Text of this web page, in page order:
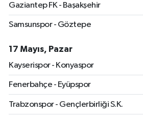
Gaziantep FK - Başakşehir
Samsunspor - Göztepe
17 Mayıs, Pazar
Kayserispor - Konyaspor
Fenerbahçe - Eyüpspor
Trabzonspor - Gençlerbirliği S.K.